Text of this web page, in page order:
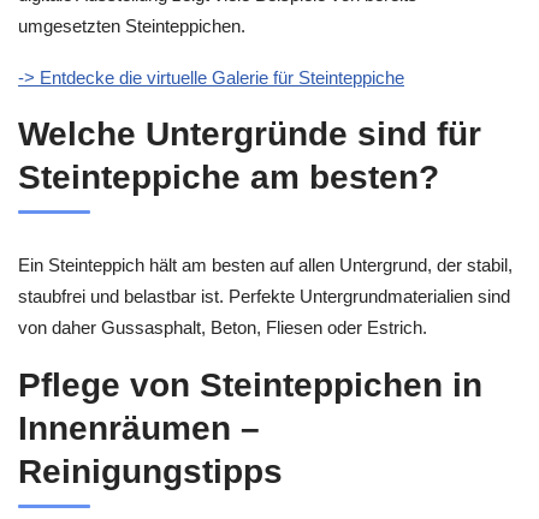
umgesetzten Steinteppichen.
-> Entdecke die virtuelle Galerie für Steinteppiche
Welche Untergründe sind für
Steinteppiche am besten?
Ein Steinteppich hält am besten auf allen Untergrund, der stabil,
staubfrei und belastbar ist. Perfekte Untergrundmaterialien sind
von daher Gussasphalt, Beton, Fliesen oder Estrich.
Pflege von Steinteppichen in
Innenräumen –
Reinigungstipps